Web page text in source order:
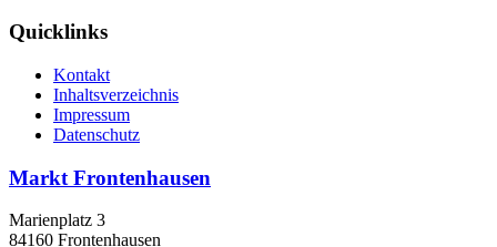
Quicklinks
Kontakt
Inhaltsverzeichnis
Impressum
Datenschutz
Markt Frontenhausen
Marienplatz 3
84160 Frontenhausen